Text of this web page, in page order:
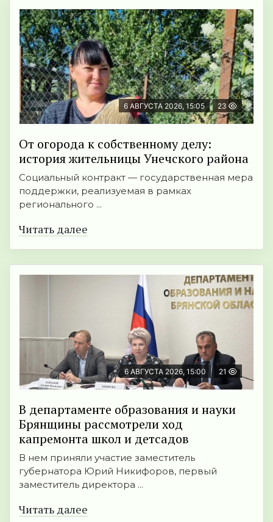
6 АВГУСТА 2026, 15:05 23
От огорода к собственному делу:
история жительницы Унечского района
Социальный контракт — государственная мера
поддержки, реализуемая в рамках
регионального ...
Читать далее
6 АВГУСТА 2026, 15:00 21
В департаменте образования и науки
Брянщины рассмотрели ход
капремонта школ и детсадов
В нем приняли участие заместитель
губернатора Юрий Никифоров, первый
заместитель директора ...
Читать далее